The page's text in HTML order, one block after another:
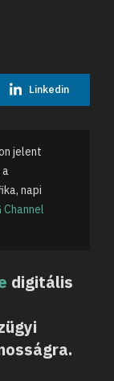
Linkedin
jelent
a
napi
Channel
digitális